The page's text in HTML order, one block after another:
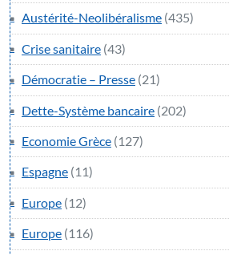
Austérité-Neolibéralisme (435)
Crise sanitaire (43)
Démocratie – Presse (21)
Dette-Système bancaire (202)
Economie Grèce (127)
Espagne (11)
Europe (12)
Europe (116)